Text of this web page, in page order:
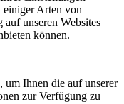
einiger Arten von
unseren Websites
können.
Ihnen die auf unserer
zur Verfügung zu